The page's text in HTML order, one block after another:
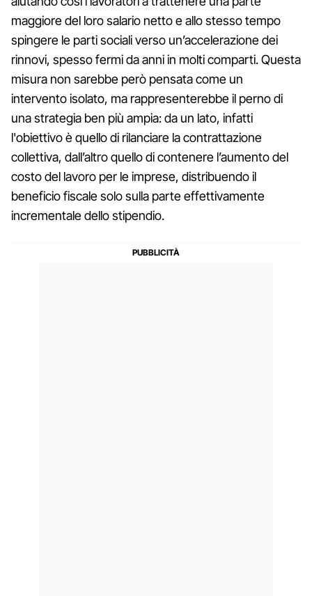
maggiore del loro salario netto e allo stesso tempo
spingere le parti sociali verso un’accelerazione dei
rinnovi, spesso fermi da anni in molti comparti. Questa
misura non sarebbe però pensata come un
intervento isolato, ma rappresenterebbe il perno di
una strategia ben più ampia: da un lato, infatti
l'obiettivo è quello di rilanciare la contrattazione
collettiva, dall’altro quello di contenere l’aumento del
costo del lavoro per le imprese, distribuendo il
beneficio fiscale solo sulla parte effettivamente
incrementale dello stipendio.